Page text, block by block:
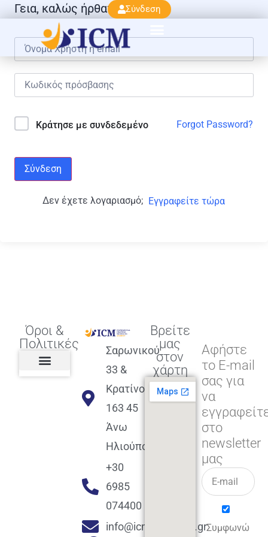
Σύνδεση
Γεια, καλώς ήρθατε πάλι!
Κράτησε με συνδεδεμένο Forgot Password?
Σύνδεση
Δεν έχετε λογαριασμό; Εγγραφείτε τώρα
Όροι &
Πολιτικές
Σαρωνικού
33 &
Κρατίνου
163 45
Άνω
Ηλιούπολη
+30
6985
074400
info@icmacademy.gr
Βρείτε
μας
στον
χάρτη
Αφήστε
το E-mail
σας για
να
στο
newsletter
μας
Συμφωνώ